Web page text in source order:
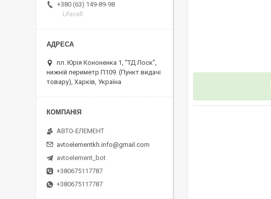
+380 (63) 149-89-98
Lifecell
пл. Юрія Кононенка 1, "ТД Лоск",
нижній периметр П109. (Пункт видачі
товару), Харків, Україна
АВТО-ЕЛЕМЕНТ
avtoelementkh.info@gmail.com
avtoelement_bot
+380675117787
+380675117787